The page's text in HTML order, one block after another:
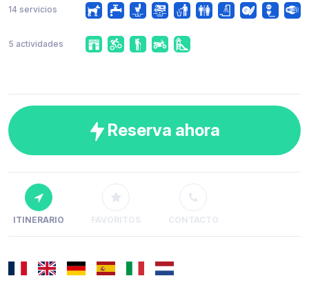
14 servicios
5 actividades
Reserva ahora
ITINERARIO FAVORITOS CONTACTO